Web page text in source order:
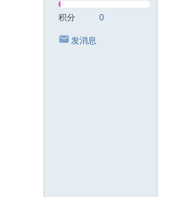
积分 0
发消息